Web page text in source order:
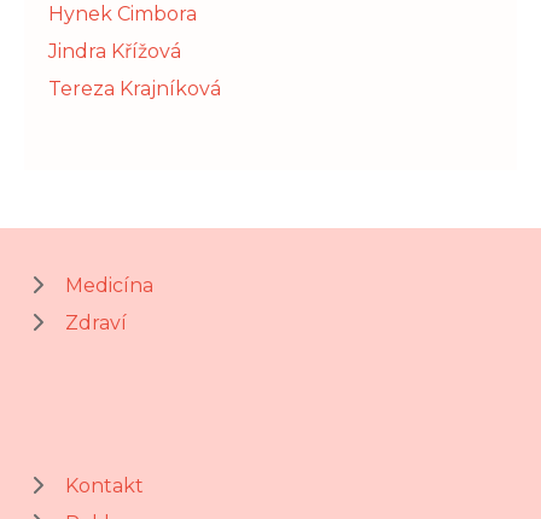
Hynek Cimbora
Jindra Křížová
Tereza Krajníková
Medicína
Zdraví
Kontakt